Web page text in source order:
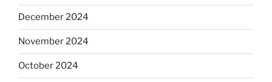
December 2024
November 2024
October 2024